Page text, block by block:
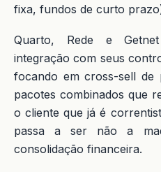
fixa, fundos de curto
Quarto, Rede e
integração com seus
focando em cross-sell de
pacotes combinados que
o cliente que já é
passa a ser não a
consolidação financeira.